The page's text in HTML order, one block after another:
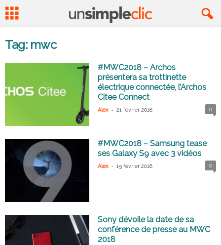
Tag: mwc
#MWC2018 – Archos
présentera sa trottinette
électrique connectée, l’Archos
Citee Connect
Alex - 21 février 2018 0
#MWC2018 – Samsung tease
ses Galaxy S9 avec 3 vidéos
Alex - 15 février 2018 0
Sony dévoile la date de sa
conférence de presse au MWC
2018